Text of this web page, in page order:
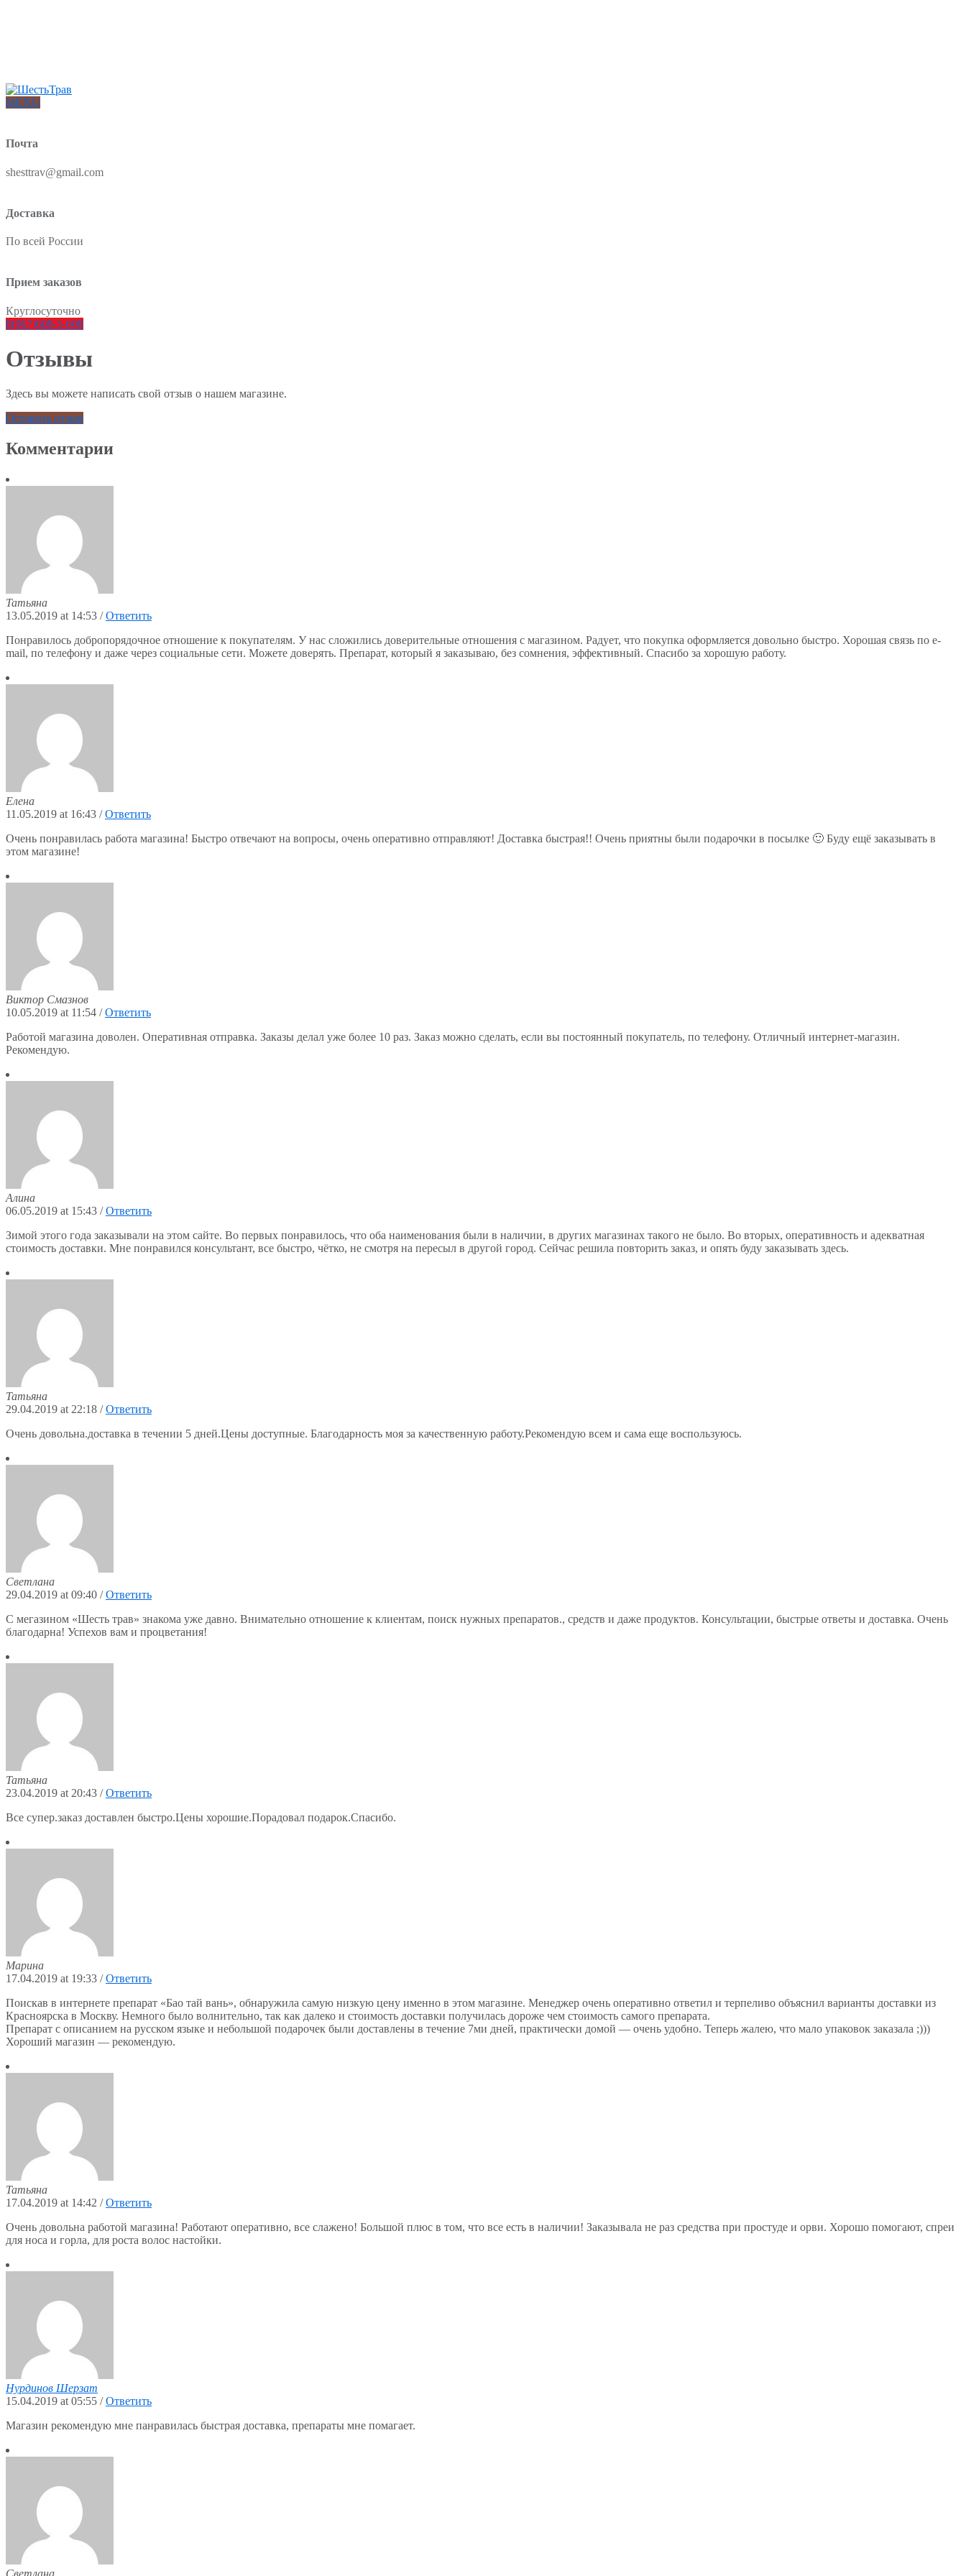
MENU
Почта
shesttrav@gmail.com
Доставка
По всей России
Прием заказов
Круглосуточно
8(967)608-5-608
Отзывы
Здесь вы можете написать свой отзыв о нашем магазине.
Оставить отзыв
Комментарии
Татьяна
13.05.2019 at 14:53 /Ответить
Понравилось добропорядочное отношение к покупателям. У нас сложились доверительные отношения с магазином. Радует, что покупка оформляется довольно быстро. Хорошая связь по e-
mail, по телефону и даже через социальные сети. Можете доверять. Препарат, который я заказываю, без сомнения, эффективный. Спасибо за хорошую работу.
Елена
11.05.2019 at 16:43 /Ответить
Очень понравилась работа магазина! Быстро отвечают на вопросы, очень оперативно отправляют! Доставка быстрая!! Очень приятны были подарочки в посылке 🙂 Буду ещё заказывать в
этом магазине!
Виктор Смазнов
10.05.2019 at 11:54 /Ответить
Работой магазина доволен. Оперативная отправка. Заказы делал уже более 10 раз. Заказ можно сделать, если вы постоянный покупатель, по телефону. Отличный интернет-магазин.
Рекомендую.
Алина
06.05.2019 at 15:43 /Ответить
Зимой этого года заказывали на этом сайте. Во первых понравилось, что оба наименования были в наличии, в других магазинах такого не было. Во вторых, оперативность и адекватная
стоимость доставки. Мне понравился консультант, все быстро, чётко, не смотря на пересыл в другой город. Сейчас решила повторить заказ, и опять буду заказывать здесь.
Татьяна
29.04.2019 at 22:18 /Ответить
Очень довольна.доставка в течении 5 дней.Цены доступные. Благодарность моя за качественную работу.Рекомендую всем и сама еще воспользуюсь.
Светлана
29.04.2019 at 09:40 /Ответить
С мегазином «Шесть трав» знакома уже давно. Внимательно отношение к клиентам, поиск нужных препаратов., средств и даже продуктов. Консультации, быстрые ответы и доставка. Очень
благодарна! Успехов вам и процветания!
Татьяна
23.04.2019 at 20:43 /Ответить
Все супер.заказ доставлен быстро.Цены хорошие.Порадовал подарок.Спасибо.
Марина
17.04.2019 at 19:33 /Ответить
Поискав в интернете препарат «Бао тай вань», обнаружила самую низкую цену именно в этом магазине. Менеджер очень оперативно ответил и терпеливо объяснил варианты доставки из
Красноярска в Москву. Немного было волнительно, так как далеко и стоимость доставки получилась дороже чем стоимость самого препарата.
Препарат с описанием на русском языке и небольшой подарочек были доставлены в течение 7ми дней, практически домой — очень удобно. Теперь жалею, что мало упаковок заказала ;)))
Хороший магазин — рекомендую.
Татьяна
17.04.2019 at 14:42 /Ответить
Очень довольна работой магазина! Работают оперативно, все слажено! Большой плюс в том, что все есть в наличии! Заказывала не раз средства при простуде и орви. Хорошо помогают, спреи
для носа и горла, для роста волос настойки.
Нурдинов Шерзат
15.04.2019 at 05:55 /Ответить
Магазин рекомендую мне панравилась быстрая доставка, препараты мне помагает.